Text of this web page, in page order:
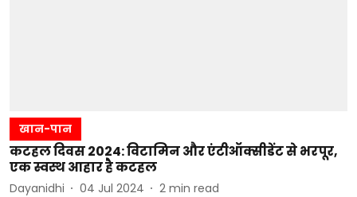
खान-पान
कटहल दिवस 2024: विटामिन और एंटीऑक्सीडेंट से भरपूर,
एक स्वस्थ आहार है कटहल
Dayanidhi 04 Jul 2024 2 min read